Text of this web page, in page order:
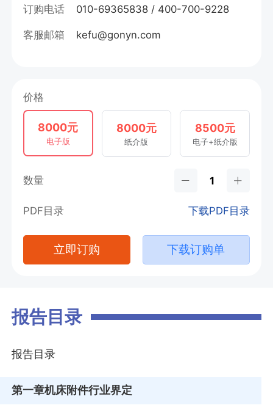
订购电话 010-69365838 / 400-700-9228
客服邮箱 kefu@gonyn.com
价格
8000元
电子版
8000元
纸介版
8500元
电子+纸介版
数量
PDF目录 下载PDF目录
立即订购 下载订购单
报告目录
报告目录
第一章机床附件行业界定